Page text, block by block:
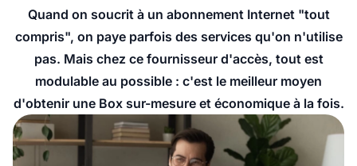
Quand on soucrit à un abonnement Internet "tout
compris", on paye parfois des services qu'on n'utilise
pas. Mais chez ce fournisseur d'accès, tout est
modulable au possible : c'est le meilleur moyen
d'obtenir une Box sur-mesure et économique à la fois.